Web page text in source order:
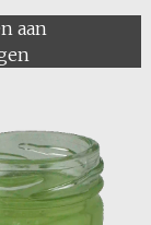
aan